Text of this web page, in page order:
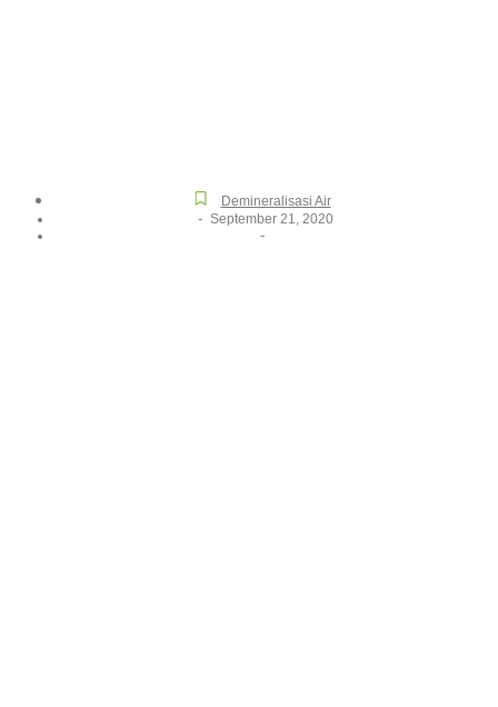
Demineralisasi Air
- September 21, 2020
-